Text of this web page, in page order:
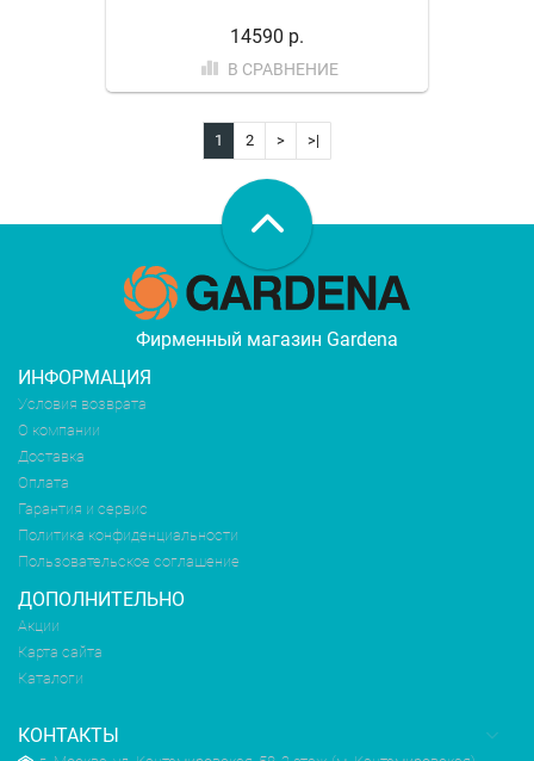
14590 р.
В СРАВНЕНИЕ
1 2 > >|
Фирменный магазин Gardena
ИНФОРМАЦИЯ
Условия возврата
О компании
Доставка
Оплата
Гарантия и сервис
Политика конфиденциальности
Пользовательское соглашение
ДОПОЛНИТЕЛЬНО
Акции
Карта сайта
Каталоги
КОНТАКТЫ